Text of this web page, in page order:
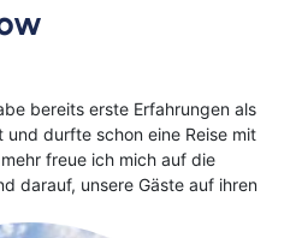
bereits erste Erfahrungen als
und durfte schon eine Reise mit
freue ich mich auf die
darauf, unsere Gäste auf ihren